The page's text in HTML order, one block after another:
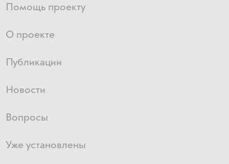
Помощь проекту
О проекте
Публикации
Новости
Вопросы
Уже установлены